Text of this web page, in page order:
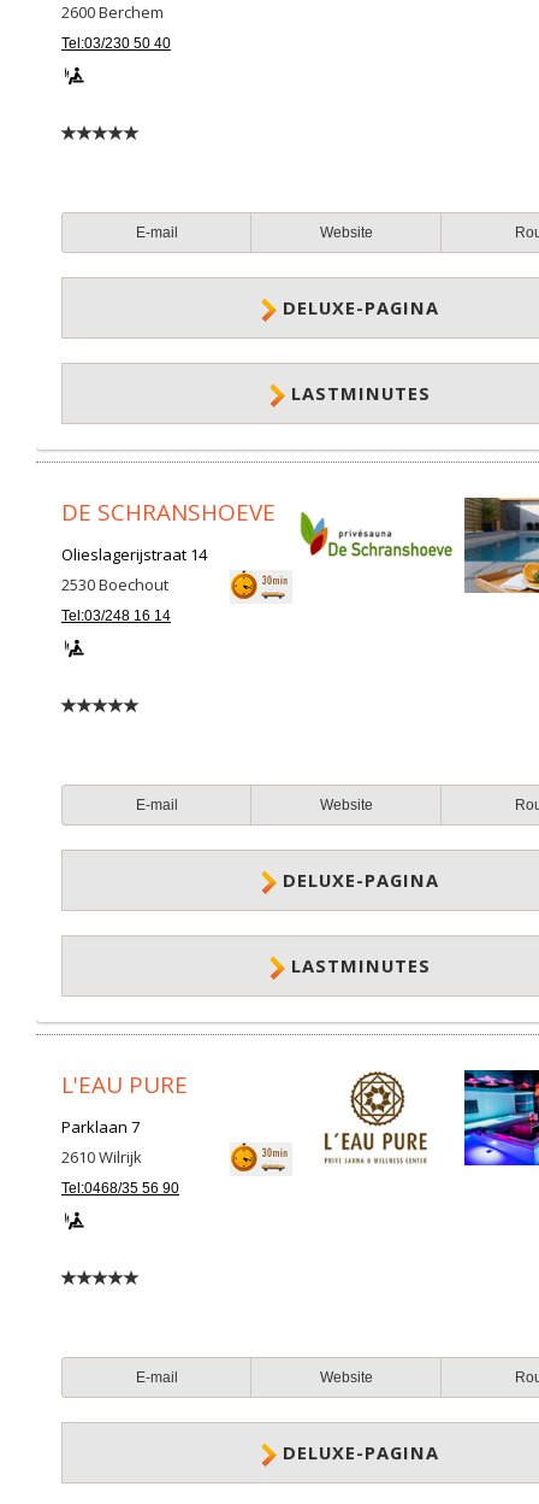
2600Berchem
Tel:03/230 50 40
E-mail Website
DELUXE-PAGINA
LASTMINUTES
DE SCHRANSHOEVE
Olieslagerijstraat 14
2530Boechout
Tel:03/248 16 14
E-mail Website
DELUXE-PAGINA
LASTMINUTES
L'EAU PURE
Parklaan 7
2610Wilrijk
Tel:0468/35 56 90
E-mail Website
DELUXE-PAGINA